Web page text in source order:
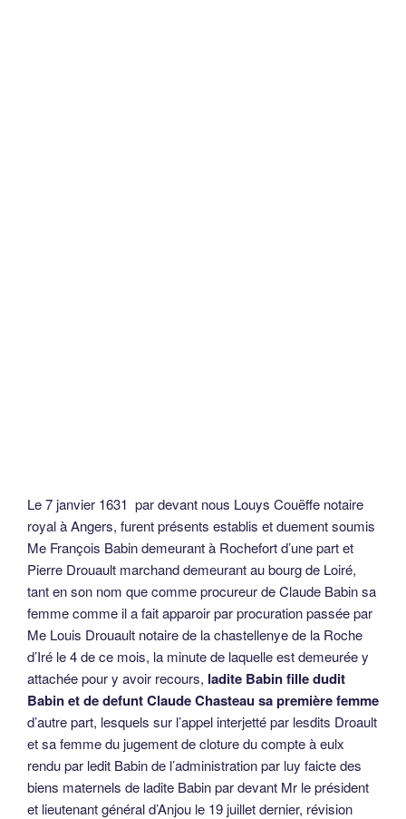
Le 7 janvier 1631 par devant nous Louys Couëffe notaire
royal à Angers, furent présents establis et duement soumis
Me François Babin demeurant à Rochefort d’une part et
Pierre Drouault marchand demeurant au bourg de Loiré,
tant en son nom que comme procureur de Claude Babin sa
femme comme il a fait apparoir par procuration passée par
Me Louis Drouault notaire de la chastellenye de la Roche
d’Iré le 4 de ce mois, la minute de laquelle est demeurée y
attachée pour y avoir recours, ladite Babin fille dudit
Babin et de defunt Claude Chasteau sa première femme
d’autre part, lesquels sur l’appel interjetté par lesdits Droault
et sa femme du jugement de cloture du compte à eulx
rendu par ledit Babin de l’administration par luy faicte des
biens maternels de ladite Babin par devant Mr le président
et lieutenant général d’Anjou le 19 juillet dernier, révision